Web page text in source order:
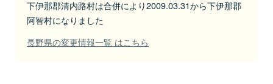
下伊那郡清内路村は合併により2009.03.31から下伊那郡
阿智村になりました
長野県の変更情報一覧 はこちら